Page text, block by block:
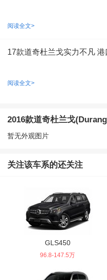
阅读全文>
17款道奇杜兰戈实力不凡
阅读全文>
2016款道奇杜兰戈
暂无外观图片
关注该车系的还关注
GLS450
96.8-147.5万